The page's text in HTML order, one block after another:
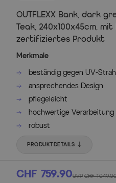
OUTFLEXX Bank, dark
Teak, 240x100x45cm,
zertifiziertes Produkt
Merkmale
beständig gegen UV-
ansprechendes Design
pflegeleicht
hochwertige Verarbeitung
robust
PRODUKTDETAILS
CHF 759.90UVP CHF